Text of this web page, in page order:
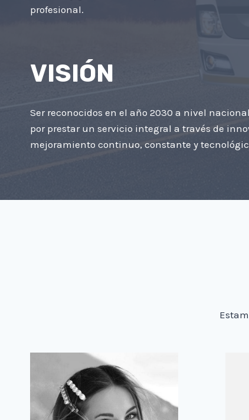
profesional.
VISIÓN
Ser reconocidos en el año 2030 a nivel
por prestar un servicio integral a través de
mejoramiento continuo, constante y